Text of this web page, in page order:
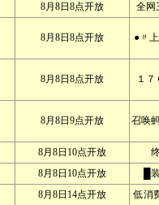
8月8日8点开放 全网
8月8日8点开放 ●〃
8月8日8点开放 １
8月8日9点开放 召唤
8月8日10点开放
8月8日10点开放
█
8月8日14点开放
低消